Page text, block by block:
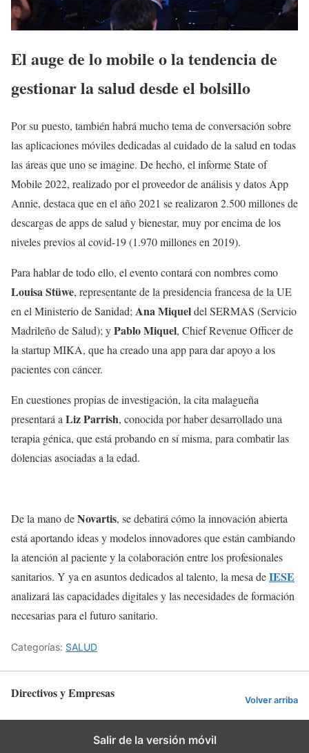
El auge de lo mobile o la tendencia de
gestionar la salud desde el bolsillo
Por su puesto, también habrá mucho tema de conversación sobre
las aplicaciones móviles dedicadas al cuidado de la salud en todas
las áreas que uno se imagine. De hecho, el informe State of
Mobile 2022, realizado por el proveedor de análisis y datos App
Annie, destaca que en el año 2021 se realizaron 2.500 millones de
descargas de apps de salud y bienestar, muy por encima de los
niveles previos al covid-19 (1.970 millones en 2019).
Para hablar de todo ello, el evento contará con nombres como
Louisa Stüwe, representante de la presidencia francesa de la UE
en el Ministerio de Sanidad;Ana Miqueldel SERMAS (Servicio
Madrileño de Salud); yPablo Miquel, Chief Revenue Officer de
la startup MIKA, que ha creado una app para dar apoyo a los
pacientes con cáncer.
En cuestiones propias de investigación, la cita malagueña
presentará aLiz Parrish, conocida por haber desarrollado una
terapia génica, que está probando en sí misma, para combatir las
dolencias asociadas a la edad.
De la mano deNovartis, se debatirá cómo la innovación abierta
está aportando ideas y modelos innovadores que están cambiando
la atención al paciente y la colaboración entre los profesionales
sanitarios. Y ya en asuntos dedicados al talento, la mesa deIESE
analizará las capacidades digitales y las necesidades de formación
necesarias para el futuro sanitario.
Categorías: SALUD
Directivos y Empresas Volver arriba
Salir de la versión móvil